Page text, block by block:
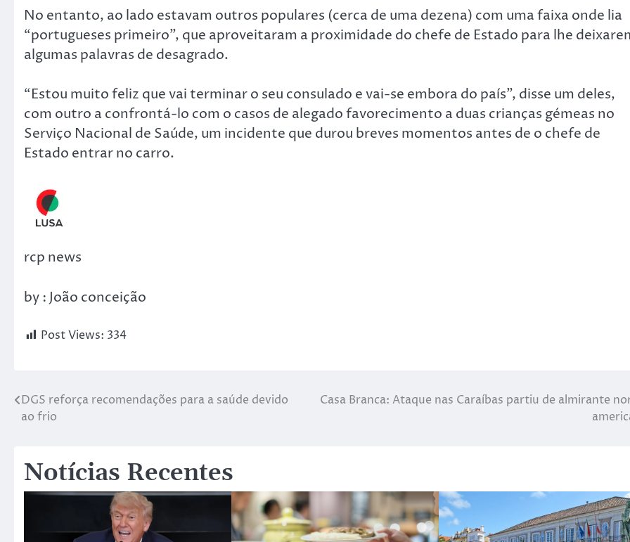
No entanto, ao lado estavam outros populares (cerca de uma dezena) com uma faixa onde lia
“portugueses primeiro”, que aproveitaram a proximidade do chefe de Estado para lhe
algumas palavras de desagrado.
“Estou muito feliz que vai terminar o seu consulado e vai-se embora do país”, disse um deles,
com outro a confrontá-lo com o casos de alegado favorecimento a duas crianças gémeas no
Serviço Nacional de Saúde, um incidente que durou breves momentos antes de o chefe de
Estado entrar no carro.
rcp news
by : João conceição
Post Views: 334
DGS reforça recomendações para a saúde devido
ao frio
Casa Branca: Ataque nas Caraíbas partiu de almirante
Notícias Recentes